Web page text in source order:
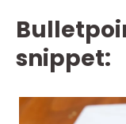
snippet: